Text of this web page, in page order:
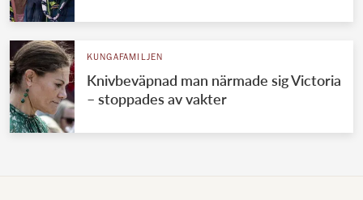
KUNGAFAMILJEN
Knivbeväpnad man närmade sig Victoria
– stoppades av vakter